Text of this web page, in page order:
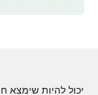
יכול להיות שימצא